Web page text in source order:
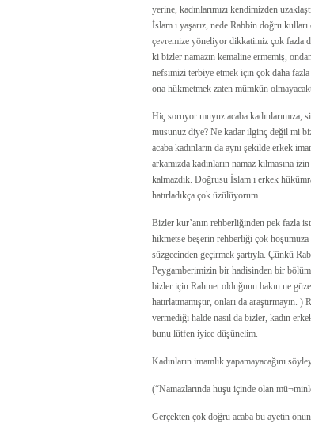
yerine, kadınlarımızı kendimizden
İslam ı yaşarız, nede Rabbin doğru
çevremize yöneliyor dikkatimiz çok fazla
ki bizler namazın kemaline ermemiş,
nefsimizi terbiye etmek için çok daha
ona hükmetmek zaten mümkün
Hiç soruyor muyuz acaba kadınlarımıza,
musunuz diye? Ne kadar ilginç değil mi
acaba kadınların da aynı şekilde erkek
arkamızda kadınların namaz kılmasına
kalmazdık. Doğrusu İslam ı erkek
hatırladıkça çok üzülüyorum.
Bizler kur’anın rehberliğinden pek fazla
hikmetse beşerin rehberliği çok
süzgecinden geçirmek şartıyla. Çünkü
Peygamberimizin bir hadisinden bir bölüm
bizler için Rahmet olduğunu bakın ne
hatırlatmamıştır, onları da araştırmayın.
vermediği halde nasıl da bizler, kadın
bunu lütfen iyice düşünelim.
Kadınların imamlık yapamayacağını
(“Namazlarında huşu içinde olan
Gerçekten çok doğru acaba bu ayetin